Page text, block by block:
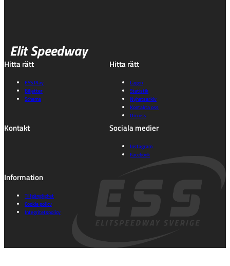
Elit Speedway
Hitta rätt
ESS Play
Biljetter
Schema
Hitta rätt
Lagen
Statistik
Nyhetsarkiv
Kontakta oss
Om oss
Kontakt Sociala medier
Instagram
Facebook
Information
Tillgänglighet
Cookie policy
Integritetspolicy